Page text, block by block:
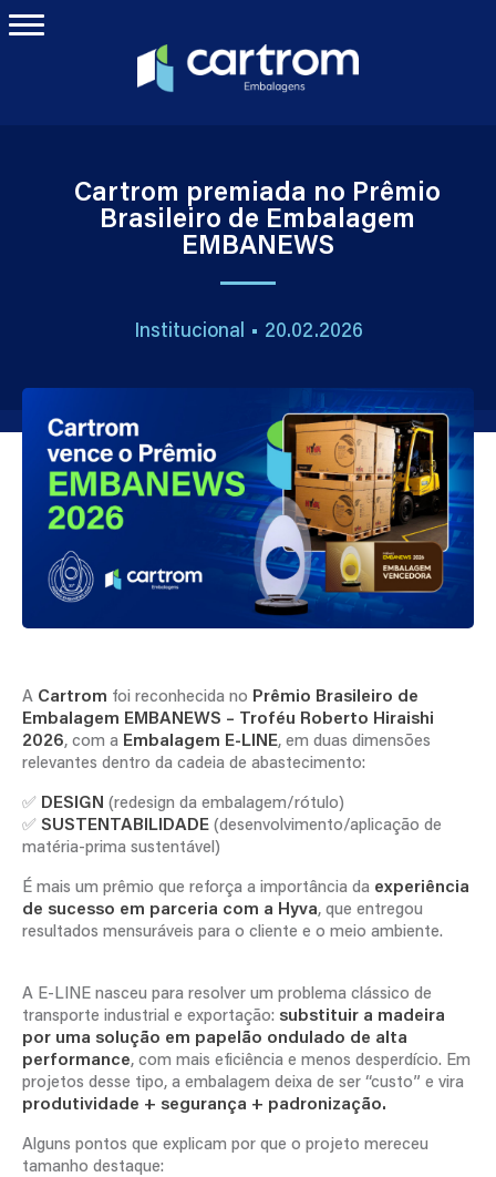
Cartrom premiada no Prêmio
Brasileiro de Embalagem
EMBANEWS
Institucional • 20.02.2026
A Cartrom foi reconhecida no Prêmio Brasileiro de
Embalagem EMBANEWS – Troféu Roberto Hiraishi
2026, com a Embalagem E-LINE, em duas dimensões
relevantes dentro da cadeia de abastecimento:
✅ DESIGN (redesign da embalagem/rótulo)
✅ SUSTENTABILIDADE (desenvolvimento/aplicação de
matéria-prima sustentável)
É mais um prêmio que reforça a importância da experiência
de sucesso em parceria com a Hyva, que entregou
resultados mensuráveis para o cliente e o meio ambiente.
A E-LINE nasceu para resolver um problema clássico de
transporte industrial e exportação: substituir a madeira
por uma solução em papelão ondulado de alta
performance, com mais eficiência e menos desperdício. Em
projetos desse tipo, a embalagem deixa de ser “custo” e vira
produtividade + segurança + padronização.
Alguns pontos que explicam por que o projeto mereceu
tamanho destaque: